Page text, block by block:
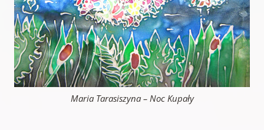
Maria Tarasiszyna – Noc Kupały